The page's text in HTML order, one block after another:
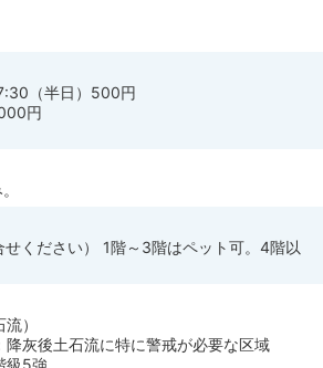
（半日）500円
円
ください） 1階～3階はペット可。4階以
）
灰後土石流に特に警戒が必要な区域
級5強